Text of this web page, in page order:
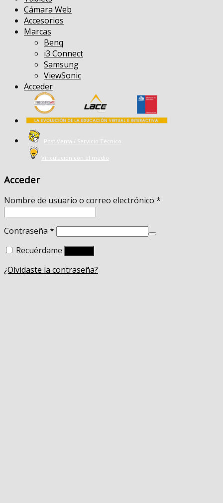
Cámara Web
Accesorios
Marcas
Benq
i3 Connect
Samsung
ViewSonic
Acceder
Post Venta / Servicio Técnico
Vinculación con el medio
Acceder
Nombre de usuario o correo electrónico *
Contraseña *
Recuérdame
¿Olvidaste la contraseña?